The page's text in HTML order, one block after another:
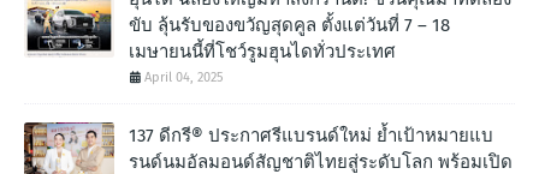
ขับ ลุ้นรับของขวัญสุดคูล ตั้งแต่วันที่ 7 – 18
เมษายนนี้ที่โชว์รูมฮุนไดทั่วประเทศ
April 04, 2025
137 ดีกรี® ประกาศรีแบรนด์ใหม่ ย้ำเป้าหมายแบ
รนด์นมอัลมอนด์สัญชาติไทยสู่ระดับโลก พร้อมเปิด